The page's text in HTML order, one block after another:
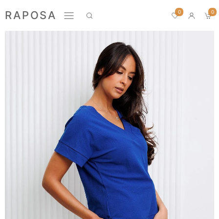
RAPOSA 0 0
ЛОНГСЛИВЫ
ПИЖАМЫ
ПЛАТЬЯ
РУБАШКИ
СВИТШОТЫ